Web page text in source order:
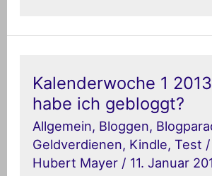
Kalenderwoche 1
habe ich gebloggt?
Allgemein, Bloggen,
Geldverdienen, Kindle,Test
Hubert Mayer / 11. Januar
Kalenderwoche
1
2013
was
habe
ich
gebloggt?